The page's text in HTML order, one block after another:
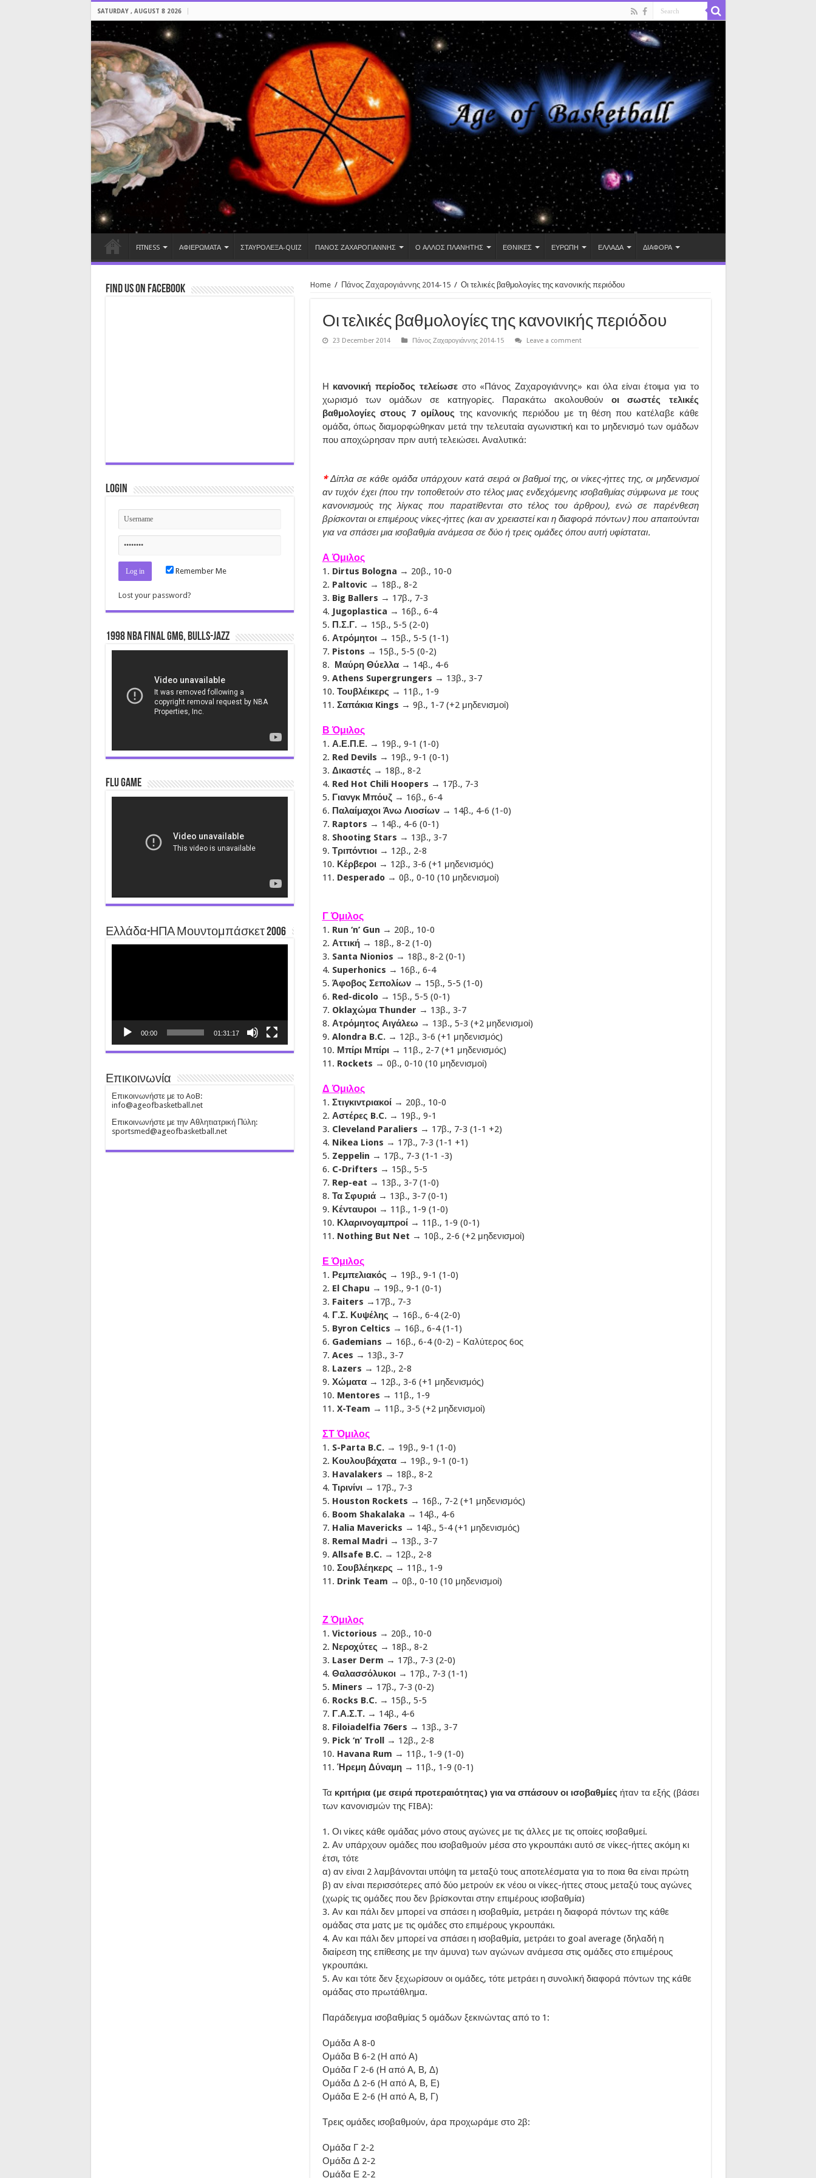
SATURDAY , AUGUST 8 2026
FITNESS ΑΦΙΕΡΩΜΑΤΑ ΣΤΑΥΡΟΛΕΞΑ-QUIZ ΠΑΝΟΣ ΖΑΧΑΡΟΓΙΑΝΝΗΣ Ο ΑΛΛΟΣ ΠΛΑΝΗΤΗΣ ΕΘΝΙΚΕΣ ΕΥΡΩΠΗ ΕΛΛΑΔΑ ΔΙΑΦΟΡΑ
Home / Πάνος Ζαχαρογιάννης 2014-15 / Οι τελικές βαθμολογίες της κανονικής περιόδου
Οι τελικές βαθμολογίες της κανονικής περιόδου
23 December 2014 Πάνος Ζαχαρογιάννης 2014-15 Leave a comment
Η κανονική περίοδος τελείωσε στο «Πάνος Ζαχαρογιάννης» και όλα είναι έτοιμα για το
χωρισμό των ομάδων σε κατηγορίες. Παρακάτω ακολουθούν οι σωστές τελικές
βαθμολογίες στους 7 ομίλους της κανονικής περιόδου με τη θέση που κατέλαβε κάθε
ομάδα, όπως διαμορφώθηκαν μετά την τελευταία αγωνιστική και το μηδενισμό των ομάδων
που αποχώρησαν πριν αυτή τελειώσει. Αναλυτικά:
*Δίπλα σε κάθε ομάδα υπάρχουν κατά σειρά οι βαθμοί της, οι νίκες-ήττες της, οι μηδενισμοί
αν τυχόν έχει (που την τοποθετούν στο τέλος μιας ενδεχόμενης ισοβαθμίας σύμφωνα με τους
κανονισμούς της λίγκας που παρατίθενται στο τέλος του άρθρου), ενώ σε παρένθεση
βρίσκονται οι επιμέρους νίκες-ήττες (και αν χρειαστεί και η διαφορά πόντων) που απαιτούνται
για να σπάσει μια ισοβαθμία ανάμεσα σε δύο ή τρεις ομάδες όπου αυτή υφίσταται.
Α Όμιλος
1. Dirtus Bologna → 20β., 10-0
2. Paltovic → 18β., 8-2
3. Big Ballers → 17β., 7-3
4. Jugoplastica → 16β., 6-4
5. Π.Σ.Γ.→ 15β., 5-5 (2-0)
6. Ατρόμητοι → 15β., 5-5 (1-1)
7. Pistons → 15β., 5-5 (0-2)
8. Μαύρη Θύελλα→ 14β., 4-6
9. Athens Supergrungers → 13β., 3-7
10. Τουβλέικερς → 11β., 1-9
11. Σαπάκια Kings → 9β., 1-7 (+2 μηδενισμοί)
Β Όμιλος
1. Α.Ε.Π.Ε.→ 19β., 9-1 (1-0)
2. Red Devils → 19β., 9-1 (0-1)
3. Δικαστές → 18β., 8-2
4. Red Hot Chili Hoopers → 17β., 7-3
5. Γιανγκ Μπόυζ → 16β., 6-4
6. Παλαίμαχοι Άνω Λιοσίων→ 14β., 4-6 (1-0)
7. Raptors → 14β., 4-6 (0-1)
8. Shooting Stars → 13β., 3-7
9. Τριπόντιοι → 12β., 2-8
10. Κέρβεροι → 12β., 3-6 (+1 μηδενισμός)
11. Desperado → 0β., 0-10 (10 μηδενισμοί)
Γ Όμιλος
1. Run ‘n’ Gun → 20β., 10-0
2. Αττική → 18β., 8-2 (1-0)
3. Santa Nionios → 18β., 8-2 (0-1)
4. Superhonics → 16β., 6-4
5. Άφοβος Σεπολίων → 15β., 5-5 (1-0)
6. Red-dicolo→ 15β., 5-5 (0-1)
7. Oklaχώμα Thunder → 13β., 3-7
8. Ατρόμητος Αιγάλεω → 13β., 5-3 (+2 μηδενισμοί)
9. Alondra B.C. → 12β., 3-6 (+1 μηδενισμός)
10. Μπίρι Μπίρι → 11β., 2-7 (+1 μηδενισμός)
11. Rockets → 0β., 0-10 (10 μηδενισμοί)
Δ Όμιλος
1. Στιγκιντριακοί → 20β., 10-0
2. Αστέρες B.C.→ 19β., 9-1
3. Cleveland Paraliers → 17β., 7-3 (1-1 +2)
4. Nikea Lions → 17β., 7-3 (1-1 +1)
5. Zeppelin → 17β., 7-3 (1-1 -3)
6. C-Drifters → 15β., 5-5
7. Rep-eat → 13β., 3-7 (1-0)
8. Τα Σφυριά→ 13β., 3-7 (0-1)
9. Κένταυροι → 11β., 1-9 (1-0)
10. Κλαρινογαμπροί → 11β., 1-9 (0-1)
11. Nothing But Net → 10β., 2-6 (+2 μηδενισμοί)
Ε Όμιλος
1. Ρεμπελιακός → 19β., 9-1 (1-0)
2. El Chapu → 19β., 9-1 (0-1)
3. Faiters →17β., 7-3
4. Γ.Σ. Κυψέλης → 16β., 6-4 (2-0)
5. Byron Celtics → 16β., 6-4 (1-1)
6. Gademians → 16β., 6-4 (0-2) – Καλύτερος 6ος
7. Aces → 13β., 3-7
8. Lazers → 12β., 2-8
9. Χώματα → 12β., 3-6 (+1 μηδενισμός)
10. Mentores → 11β., 1-9
11. X-Team → 11β., 3-5 (+2 μηδενισμοί)
ΣΤ Όμιλος
1. S-Parta B.C. → 19β., 9-1 (1-0)
2. Κουλουβάχατα → 19β., 9-1 (0-1)
3. Havalakers → 18β., 8-2
4. Τιρινίνι → 17β., 7-3
5. Houston Rockets → 16β., 7-2 (+1 μηδενισμός)
6. Boom Shakalaka → 14β., 4-6
7. Halia Mavericks → 14β., 5-4 (+1 μηδενισμός)
8. Remal Madri → 13β., 3-7
9. Allsafe B.C.→ 12β., 2-8
10. Σουβλέηκερς → 11β., 1-9
11. Drink Team → 0β., 0-10 (10 μηδενισμοί)
Ζ Όμιλος
1. Victorious → 20β., 10-0
2. Νεροχύτες → 18β., 8-2
3. Laser Derm → 17β., 7-3 (2-0)
4. Θαλασσόλυκοι → 17β., 7-3 (1-1)
5. Miners → 17β., 7-3 (0-2)
6. Rocks B.C. → 15β., 5-5
7. Γ.Α.Σ.Τ.→ 14β., 4-6
8. Filoiadelfia 76ers → 13β., 3-7
9. Pick ‘n’ Troll→ 12β., 2-8
10. Havana Rum → 11β., 1-9 (1-0)
11. Ήρεμη Δύναμη → 11β., 1-9 (0-1)
Τα κριτήρια (με σειρά προτεραιότητας) για να σπάσουν οι ισοβαθμίες ήταν τα εξής (βάσει
των κανονισμών της FIBA):
1. Οι νίκες κάθε ομάδας μόνο στους αγώνες με τις άλλες με τις οποίες ισοβαθμεί.
2. Αν υπάρχουν ομάδες που ισοβαθμούν μέσα στο γκρουπάκι αυτό σε νίκες-ήττες ακόμη κι
έτσι, τότε
α) αν είναι 2 λαμβάνονται υπόψη τα μεταξύ τους αποτελέσματα για το ποια θα είναι πρώτη
β) αν είναι περισσότερες από δύο μετρούν εκ νέου οι νίκες-ήττες στους μεταξύ τους αγώνες
(χωρίς τις ομάδες που δεν βρίσκονται στην επιμέρους ισοβαθμία)
3. Αν και πάλι δεν μπορεί να σπάσει η ισοβαθμία, μετράει η διαφορά πόντων της κάθε
ομάδας στα ματς με τις ομάδες στο επιμέρους γκρουπάκι.
4. Αν και πάλι δεν μπορεί να σπάσει η ισοβαθμία, μετράει το goal average (δηλαδή η
διαίρεση της επίθεσης με την άμυνα) των αγώνων ανάμεσα στις ομάδες στο επιμέρους
γκρουπάκι.
5. Αν και τότε δεν ξεχωρίσουν οι ομάδες, τότε μετράει η συνολική διαφορά πόντων της κάθε
ομάδας στο πρωτάθλημα.
Παράδειγμα ισοβαθμίας 5 ομάδων ξεκινώντας από το 1:
Ομάδα Α 8-0
Ομάδα Β 6-2 (Η από Α)
Ομάδα Γ 2-6 (Η από Α, Β, Δ)
Ομάδα Δ 2-6 (Η από Α, Β, Ε)
Ομάδα Ε 2-6 (Η από Α, Β, Γ)
Τρεις ομάδες ισοβαθμούν, άρα προχωράμε στο 2β:
Ομάδα Γ 2-2
Ομάδα Δ 2-2
Ομάδα Ε 2-2
Find us on Facebook
Login
Remember Me
Lost your password?
1998 NBA Final gm6, Bulls-Jazz
Flu Game
Ελλάδα-ΗΠΑ Μουντομπάσκετ 2006
00:00 01:31:17
Επικοινωνία
Επικοινωνήστε με το AoB:
info@ageofbasketball.net
Επικοινωνήστε με την Αθλητιατρική Πύλη:
sportsmed@ageofbasketball.net